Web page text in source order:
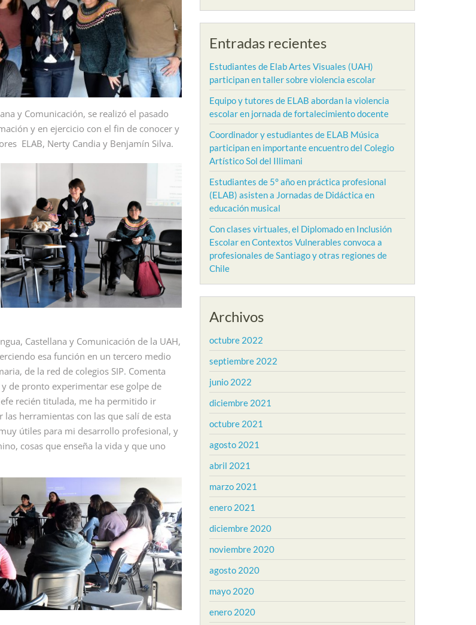
y Comunicación, se realizó el pasado
y en ejercicio con el fin de conocer y
ELAB, Nerty Candia y Benjamín Silva.
Castellana y Comunicación de la UAH,
esa función en un tercero medio
de la red de colegios SIP. Comenta
de pronto experimentar ese golpe de
recién titulada, me ha permitido ir
herramientas con las que salí de esta
útiles para mi desarrollo profesional, y
cosas que enseña la vida y que uno
Entradas recientes
Estudiantes de Elab Artes Visuales (UAH)
participan en taller sobre violencia escolar
Equipo y tutores de ELAB abordan la violencia
escolar en jornada de fortalecimiento docente
Coordinador y estudiantes de ELAB Música
participan en importante encuentro del Colegio
Artístico Sol del Illimani
Estudiantes de 5° año en práctica profesional
(ELAB) asisten a Jornadas de Didáctica en
educación musical
Con clases virtuales, el Diplomado en Inclusión
Escolar en Contextos Vulnerables convoca a
profesionales de Santiago y otras regiones de
Chile
Archivos
octubre 2022
septiembre 2022
junio 2022
diciembre 2021
octubre 2021
agosto 2021
abril 2021
marzo 2021
enero 2021
diciembre 2020
noviembre 2020
agosto 2020
mayo 2020
enero 2020